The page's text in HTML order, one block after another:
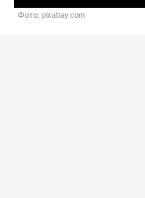
Фото: pixabay.com